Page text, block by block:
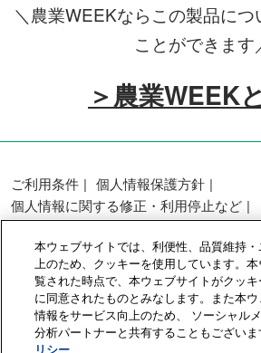
＼農業WEEKならこの製品につ
ことができます
＞農業WEEK
ご利用条件
個人情報保護方針
個人情報に関する修正・利用停止など
展示会・セミナー参加ポリシー
カスタマーハラスメントに対する基本方
クッキーポリシー
クッキーの設定
Copyright © RX Japan GK
本ウェブサイトでは、利便性、品質維持
上のため、クッキーを使用しています。
覧された時点で、本ウェブサイトがクッ
に同意されたものとみなします。また本
情報をサービス向上のため、 ソーシャルメ
分析パートナーと共有することもございま
リシー